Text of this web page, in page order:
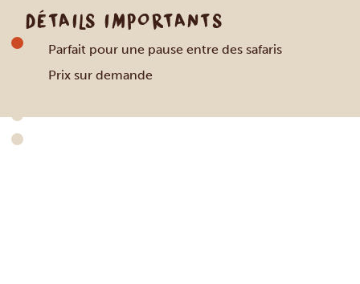
DÉTAILS IMPORTANTS
Parfait pour une pause entre des safaris
Prix sur demande